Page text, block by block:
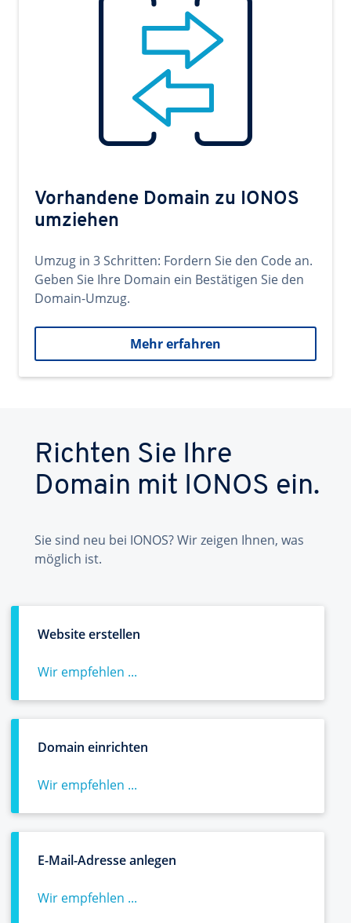
Vorhandene Domain zu IONOS
umziehen
Umzug in 3 Schritten: Fordern Sie den Code an.
Geben Sie Ihre Domain ein Bestätigen Sie den
Domain-Umzug.
Mehr erfahren
Richten Sie Ihre
Domain mit IONOS ein.
Sie sind neu bei IONOS? Wir zeigen Ihnen, was
möglich ist.
Website erstellen
Wir empfehlen ...
Domain einrichten
Wir empfehlen ...
E-Mail-Adresse anlegen
Wir empfehlen ...